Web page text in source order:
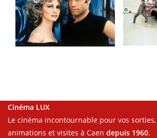
Cinéma LUX
Le cinéma incontournable pour vos sorties,
animations et visites à Caen depuis 1960.